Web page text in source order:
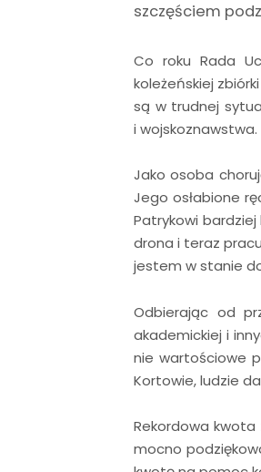
szczęściem
Co roku Rada
koleżeńskiej
są w trudnej
i wojskoznawstwa.
Jako osoba
Jego osłabione
Patrykowi
drona i teraz
jestem w stanie
Odbierając od
akademickiej i
nie wartościowe
Kortowie, ludzie
Rekordowa
mocno